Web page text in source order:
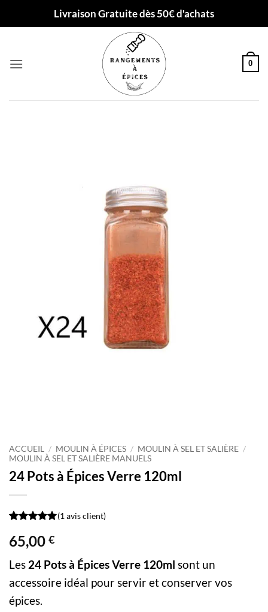
Livraison Gratuite dès 50€ d'achats
0
ACCUEIL / MOULIN À ÉPICES / MOULIN À SEL ET SALIÈRE /
MOULIN À SEL ET SALIÈRE MANUELS
24 Pots à Épices Verre 120ml
5 basé sur
notation
client
(1 avis client)
65,00 €
Les 24 Pots à Épices Verre 120ml sont un
accessoire idéal pour servir et conserver vos
épices.